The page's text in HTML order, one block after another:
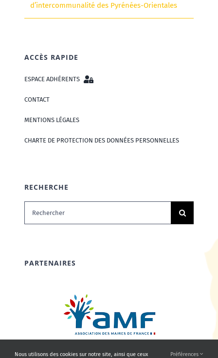
d’intercommunalité des Pyrénées-Orientales
ACCÈS RAPIDE
ESPACE ADHÉRENTS
CONTACT
MENTIONS LÉGALES
CHARTE DE PROTECTION DES DONNÉES PERSONNELLES
RECHERCHE
Rechercher:
PARTENAIRES
Nous utilisons des cookies sur notre site, ainsi que ceux Préférences